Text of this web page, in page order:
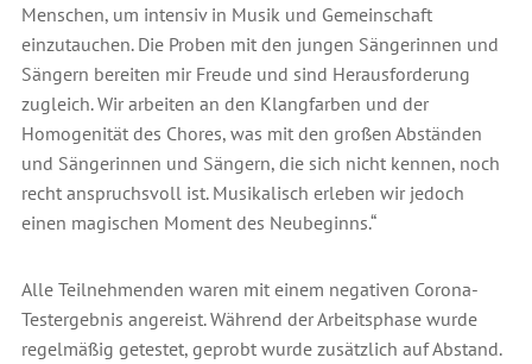
Menschen, um intensiv in Musik und Gemeinschaft
einzutauchen. Die Proben mit den jungen Sängerinnen und
Sängern bereiten mir Freude und sind Herausforderung
zugleich. Wir arbeiten an den Klangfarben und der
Homogenität des Chores, was mit den großen Abständen
und Sängerinnen und Sängern, die sich nicht kennen, noch
recht anspruchsvoll ist. Musikalisch erleben wir jedoch
einen magischen Moment des Neubeginns.“
Alle Teilnehmenden waren mit einem negativen Corona-
Testergebnis angereist. Während der Arbeitsphase wurde
regelmäßig getestet, geprobt wurde zusätzlich auf Abstand.